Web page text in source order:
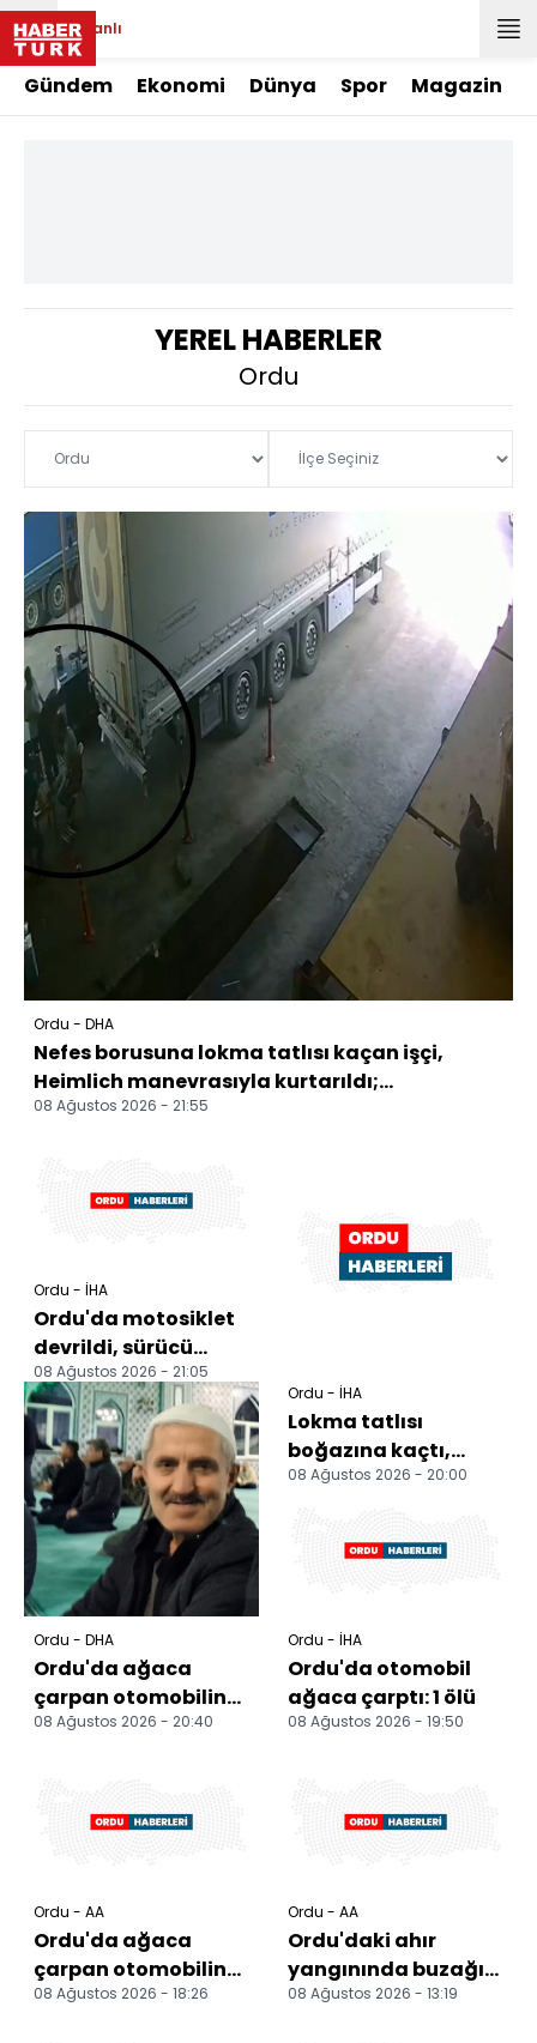
Canlı
Gündem Ekonomi Dünya Spor Magazin
YEREL HABERLER
Ordu
Ordu - DHA
Nefes borusuna lokma tatlısı kaçan işçi,
Heimlich manevrasıyla kurtarıldı;...
08 Ağustos 2026 - 21:55
Ordu - İHA
Ordu'da motosiklet
devrildi, sürücü
yaralandı
08 Ağustos 2026 - 21:05
Ordu - DHA
Ordu'da ağaca
çarpan otomobilin
sürücüsü öldü
08 Ağustos 2026 - 20:40
Ordu - İHA
Lokma tatlısı
boğazına kaçtı,
Heimlich
kurtarıldı
08 Ağustos 2026 - 20:00
Ordu - İHA
Ordu'da otomobil
ağaca çarptı: 1 ölü
08 Ağustos 2026 - 19:50
Ordu - AA
Ordu'da ağaca
çarpan otomobilin
sürücüsü öldü
08 Ağustos 2026 - 18:26
Ordu - AA
Ordu'daki ahır
yangınında buzağı
telef oldu
08 Ağustos 2026 - 13:19